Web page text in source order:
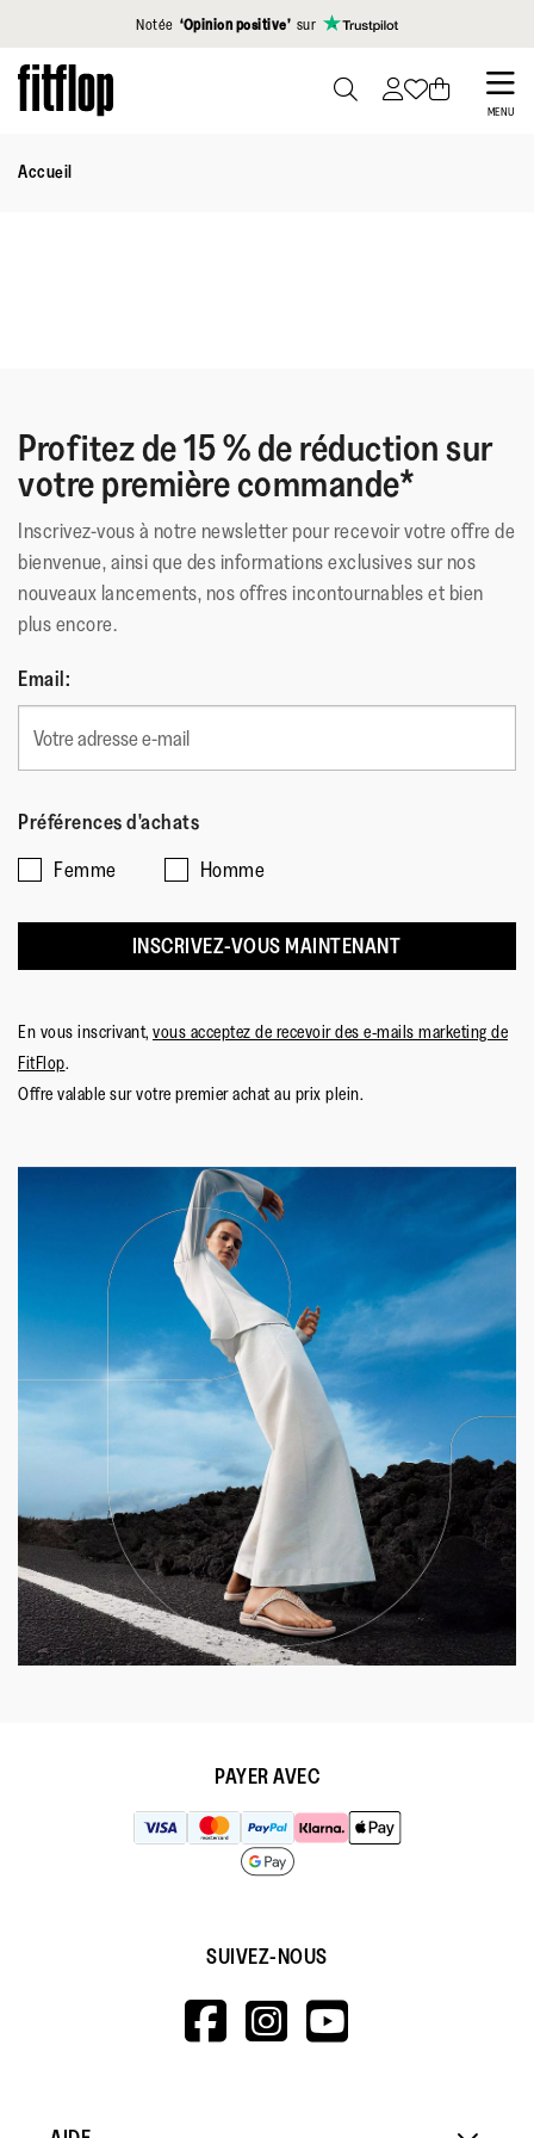
Cliquez pour consulter notre déclaration d'accessibilité
Notée ‘Opinion positive’ sur
Skip
to
content
MENU
Accueil
Profitez de 15 % de réduction sur
votre première commande*
Inscrivez-vous à notre newsletter pour recevoir votre offre de
bienvenue, ainsi que des informations exclusives sur nos
nouveaux lancements, nos offres incontournables et bien
plus encore.
Email:
Préférences d'achats
Femme
Homme
INSCRIVEZ-VOUS MAINTENANT
En vous inscrivant, vous acceptez de recevoir des e-mails marketing de
FitFlop.
Offre valable sur votre premier achat au prix plein.
PAYER AVEC
SUIVEZ-NOUS
HTTPS://
HTTPS://